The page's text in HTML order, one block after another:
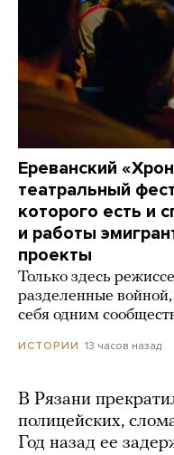
Ереванский
театральный
которого есть и
и работы
проекты
Только здесь
разделенные войной,
себя одним
ИСТОРИИ 13 часов назад
В Рязани
полицейских,
Год назад ее